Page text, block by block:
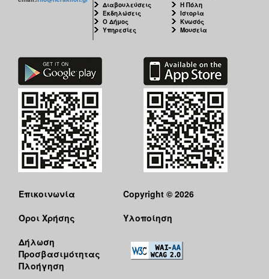
Διαβουλεύσεις
Εκδηλώσεις
Ο Δήμος
Υπηρεσίες
Η Πόλη
Ιστορία
Κνωσός
Μουσεία
Επικοινωνία
Όροι Χρήσης
Δήλωση
Προσβασιμότητας
Πλοήγηση
Copyright © 2026
Υλοποίηση